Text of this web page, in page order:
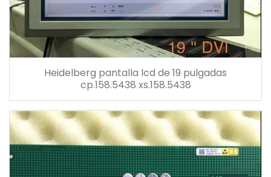
Heidelberg pantalla lcd de 19 pulgadas
cp.158.5438 xs.158.5438